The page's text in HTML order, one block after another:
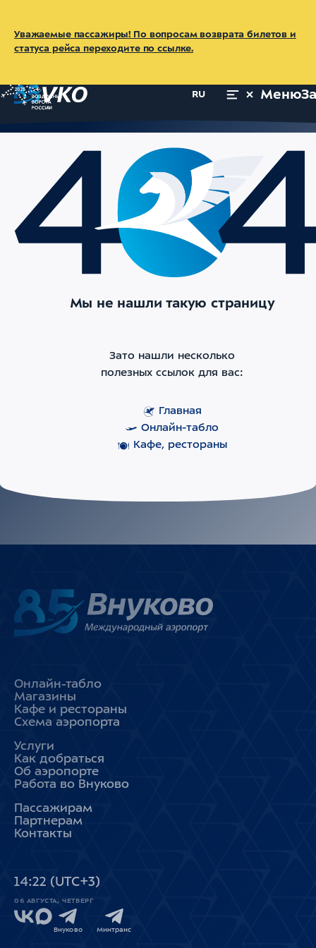
Уважаемые пассажиры! По вопросам возврата билетов и
статуса рейса переходите по ссылке.
RU Меню
Мы не нашли такую страницу
Зато нашли несколько
полезных ссылок для вас:
Главная
Онлайн-табло
Кафе, рестораны
Онлайн-табло
Магазины
Кафе и рестораны
Схема аэропорта
Услуги
Как добраться
Об аэропорте
Работа во Внуково
Пассажирам
Партнерам
Контакты
14:22 (UTC+3)
06 АВГУСТА, ЧЕТВЕРГ
Внуково Минтранс